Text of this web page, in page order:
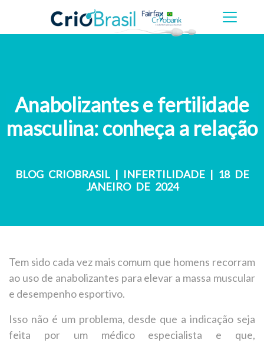
Anabolizantes e fertilidade
masculina: conheça a relação
BLOG CRIOBRASIL| INFERTILIDADE| 18 DE
JANEIRO DE 2024
Tem sido cada vez mais comum que homens recorram
ao uso de anabolizantes para elevar a massa muscular
e desempenho esportivo.
Isso não é um problema, desde que a indicação seja
feita por um médico especialista e que,